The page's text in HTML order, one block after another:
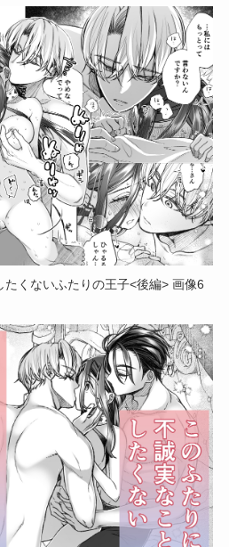
くないふたりの王子<後編> 画像6